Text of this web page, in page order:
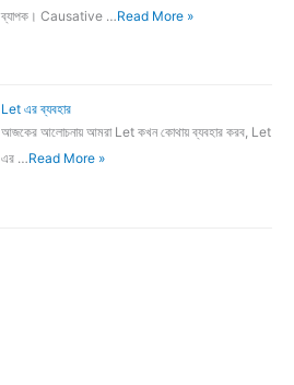
ব্যাপক। Causative …Read More »
Let এর ব্যবহার
আজকের আলোচনায় আমরা Let কখন কোথায় ব্যবহার করব, Let
এর …Read More »